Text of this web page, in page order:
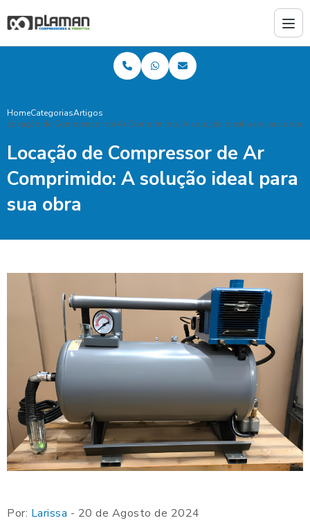
HomeCategoriasArtigos
Locação de Compressor de Ar Comprimido: A solução ideal para sua obra
Locação de Compressor de Ar
Comprimido: A solução ideal para
sua obra
Por: Larissa - 20 de Agosto de 2024